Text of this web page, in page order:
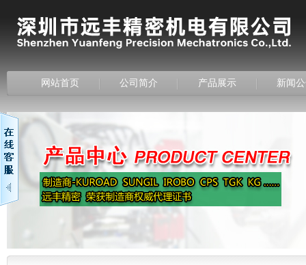
网站首页 公司简介 产品展示 新闻